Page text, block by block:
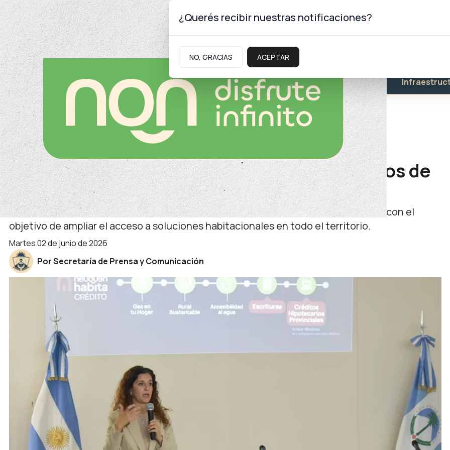
Lunes 10 deAgostode 2026
Neuquinidad Gabinete Turismo Educación Salud
Infraestructura
Asesoramiento
Personal legislativo se informó sobre créditos de
Neuquén Habita
De esta manera, se acercan herramientas de financiamiento a distintos sectores con el
objetivo de ampliar el acceso a soluciones habitacionales en todo el territorio.
martes 02 de junio de 2026
Por Secretaría de Prensa y Comunicación
¿Querés recibir nuestras notificaciones?
NO, GRACIAS ACEPTAR